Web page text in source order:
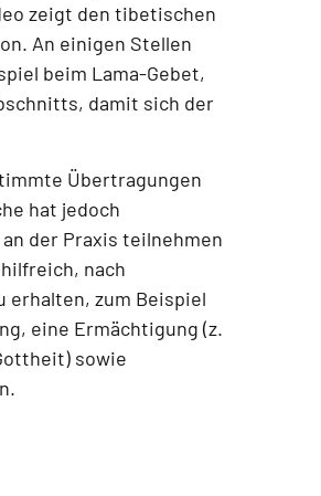
zeigt den tibetischen
. An einigen Stellen
beim Lama-Gebet,
, damit sich der
Übertragungen
hat jedoch
der Praxis teilnehmen
nach
erhalten, zum Beispiel
eine Ermächtigung (z.
sowie
.